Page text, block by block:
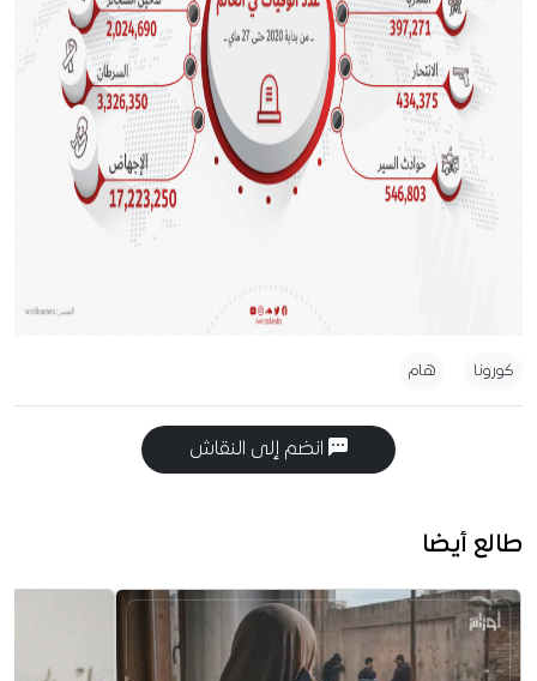
كورونا هام
انضم إلى النقاش
طالع أيضا